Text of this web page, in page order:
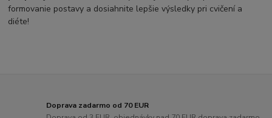
formovanie postavy a dosiahnite lepšie výsledky pri cvičení a
diéte!
Doprava zadarmo od 70 EUR